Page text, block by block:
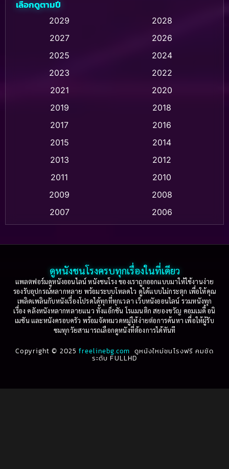
Animation การ์ตูน (236)
Animation การ์ตูน (32)
Animation แอนิเมชั่น (1)
Animation แอนิเมชัน (1)
Based on a True Story เรื่องจริง(75)
Based on Novel(16)
Betrayal(1)
Biography(3)
เลือกดูตามปี
2029
2028
2027
2026
2025
2024
2023
2022
2021
2020
2019
2018
2017
2016
2015
2014
2013
2012
2011
2010
2009
2008
2007
2006
2003
2002
2001
2000
1999
1998
1997
1996
1995
1994
1993
1992
1991
1990
ดูหนังชนโรงครบทุกเรื่องในที่เดียว
แพลตฟอร์มดูหนังออนไลน์ หนังชนโรง ของเราถูกออกแบบมาให้ใช้งานง่าย
รองรับอุปกรณ์หลากหลาย พร้อมระบบโหลดไว ดูได้แบบไม่กระตุก เพื่อให้คุณ
เพลิดเพลินกับหนังเรื่องโปรดได้ทุกที่ทุกเวลา เว็บหนังออนไลน์ รวมหนังทุก
เรื่อง คลังหนังหลากหลายแนว ทั้งแอ็กชัน โรแมนติก สยองขวัญ คอมเมดี้ อนิ
เมชัน และหนังครอบครัว พร้อมจัดหมวดหมู่ให้ง่ายต่อการค้นหา เพื่อให้ผู้รับ
ชมทุกวัยสามารถเลือกดูหนังที่ต้องการได้ทันที
Copyright © 2025freelinebg.com ดูหนังใหม่ชนโรงฟรี คมชัด
ระดับ FULLHD